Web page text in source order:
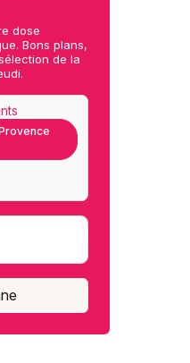
dose
Bons plans,
de la